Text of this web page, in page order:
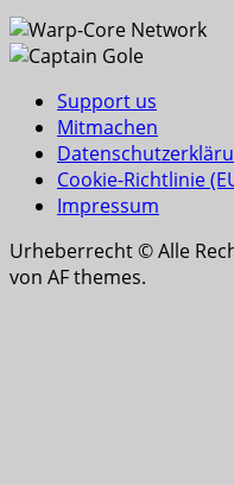
Support us
Mitmachen
Cookie-Richtlinie
Impressum
Urheberrecht © Alle
von AF themes.